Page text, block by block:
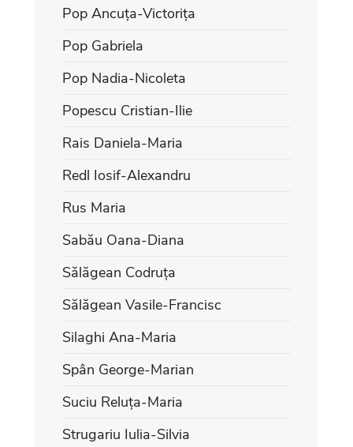
Pop Ancuța-Victorița
Pop Gabriela
Pop Nadia-Nicoleta
Popescu Cristian-Ilie
Rais Daniela-Maria
Redl Iosif-Alexandru
Rus Maria
Sabău Oana-Diana
Sălăgean Codruța
Sălăgean Vasile-Francisc
Silaghi Ana-Maria
Spân George-Marian
Suciu Reluța-Maria
Strugariu Iulia-Silvia